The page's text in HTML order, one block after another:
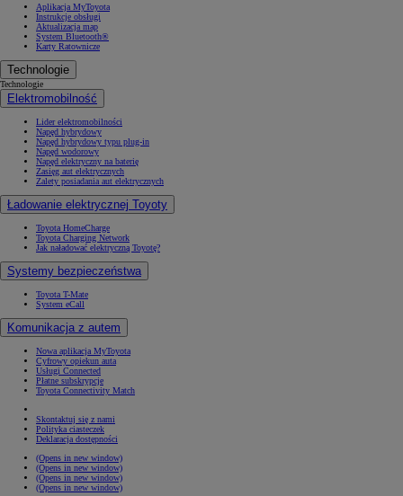
Aplikacja MyToyota
Instrukcje obsługi
Aktualizacja map
System Bluetooth®
Karty Ratownicze
Technologie
Technologie
Elektromobilność
Lider elektromobilności
Napęd hybrydowy
Napęd hybrydowy typu plug-in
Napęd wodorowy
Napęd elektryczny na baterię
Zasięg aut elektrycznych
Zalety posiadania aut elektrycznych
Ładowanie elektrycznej Toyoty
Toyota HomeCharge
Toyota Charging Network
Jak naładować elektryczną Toyotę?
Systemy bezpieczeństwa
Toyota T-Mate
System eCall
Komunikacja z autem
Nowa aplikacja MyToyota
Cyfrowy opiekun auta
Usługi Connected
Płatne subskrypcje
Toyota Connectivity Match
Skontaktuj się z nami
Polityka ciasteczek
Deklaracja dostępności
(Opens in new window)
(Opens in new window)
(Opens in new window)
(Opens in new window)